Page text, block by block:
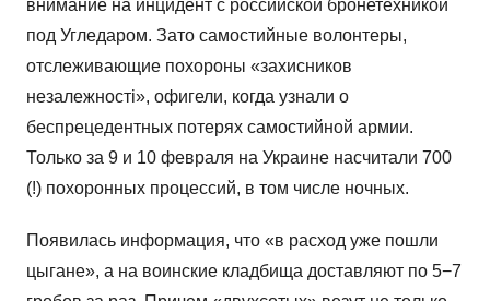
внимание на инцидент с российской бронетехникой
под Угледаром. Зато самостийные волонтеры,
отслеживающие похороны «захисников
незалежностi», офигели, когда узнали о
беспрецедентных потерях самостийной армии.
Только за 9 и 10 февраля на Украине насчитали 700
(!) похоронных процессий, в том числе ночных.
Появилась информация, что «в расход уже пошли
цыгане», а на воинские кладбища доставляют по 5−7